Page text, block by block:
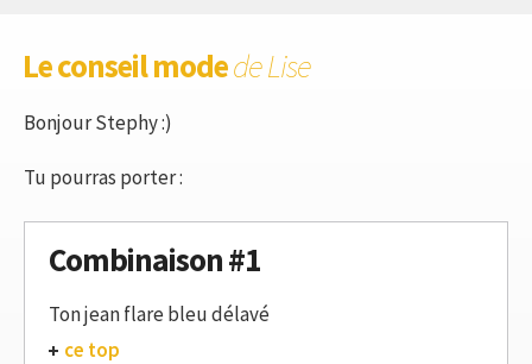
Le conseil modede Lise
Bonjour Stephy :)
Tu pourras porter :
Combinaison #1
Ton jean flare bleu délavé
ce top